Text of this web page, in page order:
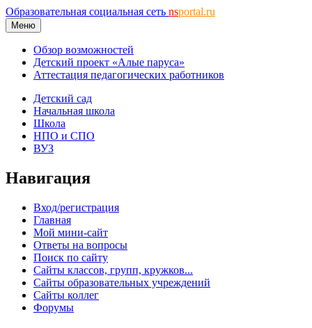
Образовательная социальная сеть nsportal.ru
Меню
Обзор возможностей
Детский проект «Алые паруса»
Аттестация педагогических работников
Детский сад
Начальная школа
Школа
НПО и СПО
ВУЗ
Навигация
Вход/регистрация
Главная
Мой мини-сайт
Ответы на вопросы
Поиск по сайту
Сайты классов, групп, кружков...
Сайты образовательных учреждений
Сайты коллег
Форумы